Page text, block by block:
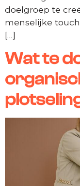
doelgroep te
menselijke
[…]
Wat te